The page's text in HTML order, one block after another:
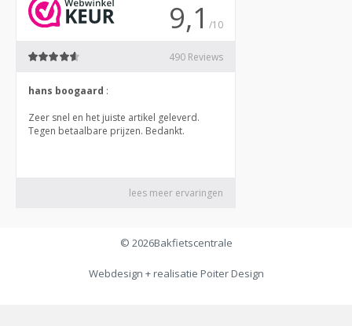
© 2026Bakfietscentrale
Webdesign + realisatie Poiter Design